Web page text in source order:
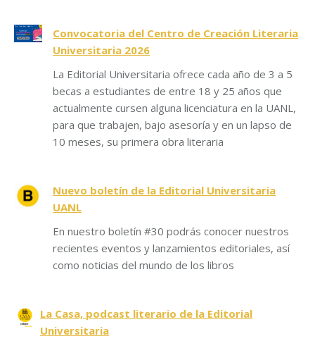
Convocatoria del Centro de Creación Literaria
Universitaria 2026
La Editorial Universitaria ofrece cada año de 3 a 5
becas a estudiantes de entre 18 y 25 años que
actualmente cursen alguna licenciatura en la UANL,
para que trabajen, bajo asesoría y en un lapso de
10 meses, su primera obra literaria
Nuevo boletín de la Editorial Universitaria
UANL
En nuestro boletín #30 podrás conocer nuestros
recientes eventos y lanzamientos editoriales, así
como noticias del mundo de los libros
La Casa, podcast literario de la Editorial
Universitaria